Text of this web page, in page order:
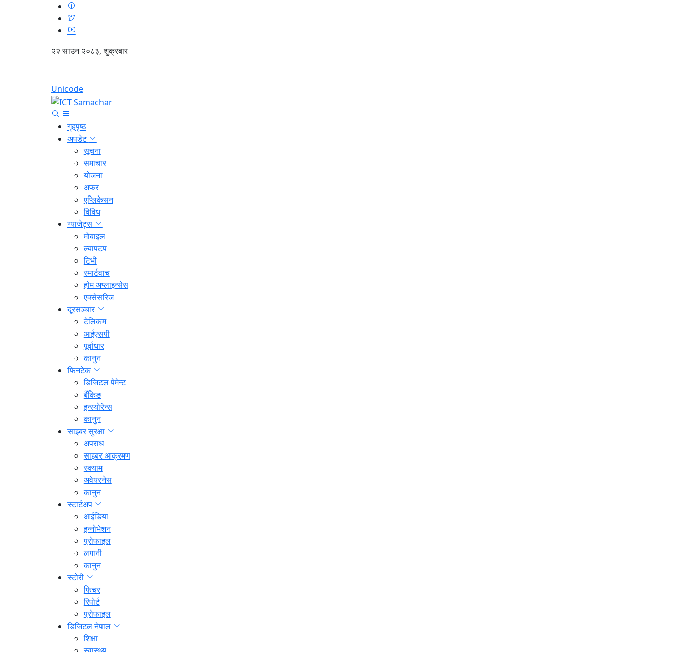
२२ साउन २०८३, शुक्रबार
Unicode
गृहपृष्ठ
अपडेट
सूचना
समाचार
योजना
अफर
एप्लिकेसन
विविध
ग्याजेट्स
मोबाइल
ल्यापटप
टिभी
स्मार्टवाच
होम अप्लाइन्सेस
एक्सेसरिज
दूरसञ्चार
टेलिकम
आईएसपी
पूर्वाधार
कानुन
फिनटेक
डिजिटल पेमेन्ट
बैंकिङ
इन्स्योरेन्स
कानुन
साइबर सुरक्षा
अपराध
साइबर आक्रमण
स्क्याम
अवेयरनेस
कानुन
स्टार्टअप
आईडिया
इन्नोभेशन
प्रोफाइल
लगानी
कानुन
स्टोरी
फिचर
रिपोर्ट
प्रोफाइल
डिजिटल नेपाल
शिक्षा